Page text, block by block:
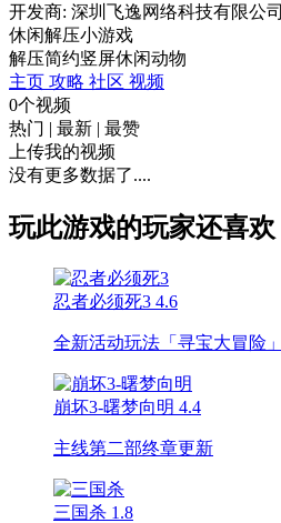
开发商: 深圳飞逸网络科技有限公司
休闲解压小游戏
解压简约竖屏休闲动物
主页 攻略 社区 视频
0个视频
热门 | 最新 | 最赞
上传我的视频
没有更多数据了....
玩此游戏的玩家还喜欢
忍者必须死3 4.6
全新活动玩法「寻宝大冒险」
崩坏3-曙梦向明 4.4
主线第二部终章更新
三国杀 1.8